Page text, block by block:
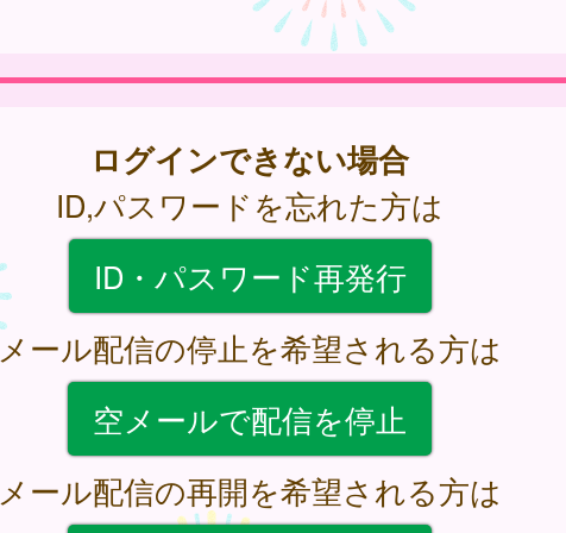
ログインできない場合
ID,パスワードを忘れた方は
ID・パスワード再発行
メール配信の停止を希望される方は
空メールで配信を停止
メール配信の再開を希望される方は